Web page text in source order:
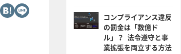
コンプライアンス違反
の罰金は「数億ド
ル」？ 法令遵守と事
業拡張を両立する方法